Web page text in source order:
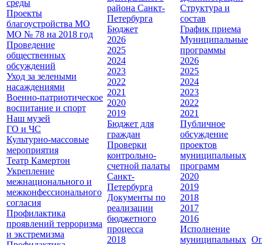
среды
Проекты
благоустройства МО
МО № 78 на 2018 год
Проведение
общественных
обсуждений
Уход за зелеными
насаждениями
Военно-патриотическое
воспитание и спорт
Наш музей
ГО и ЧС
Культурно-массовые
мероприятия
Театр Камертон
Укрепление
межнационального и
межконфессионального
согласия
Профилактика
проявлений терроризма
и экстремизма
района Санкт-
Петербурга
Бюджет
2026
2025
2024
2023
2022
2021
2020
2019
Бюджет для
граждан
Проверки
контрольно-
счетной палаты
Санкт-
Петербурга
Документы по
реализации
бюджетного
процесса
2018
Cтруктура и
состав
График приема
Муниципальные
программы
2026
2025
2024
2023
2022
2021
Публичное
обсуждение
проектов
муниципальных
программ
2020
2019
2018
2017
2016
Исполнение
муниципальных